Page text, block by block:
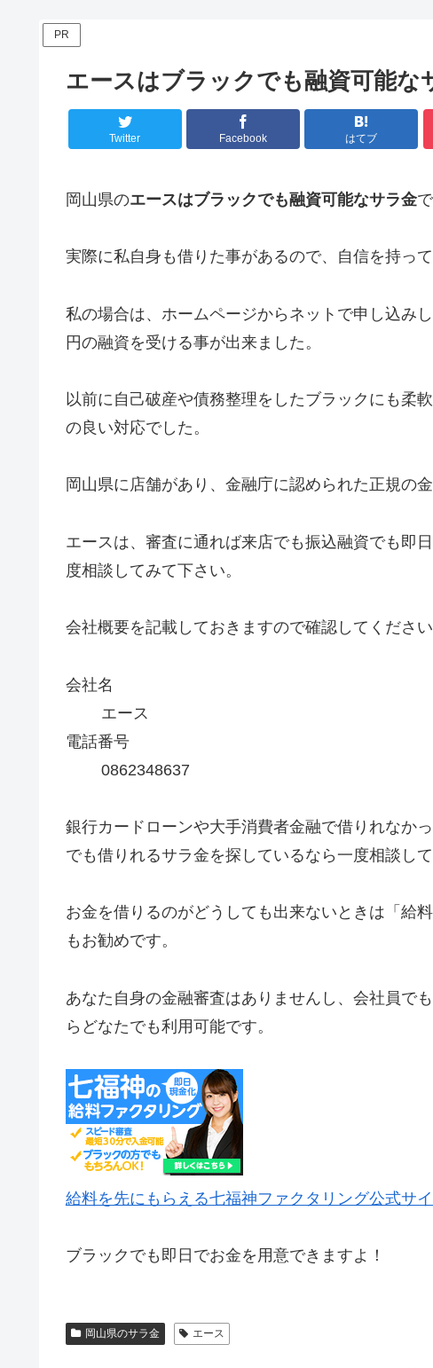
PR
エースはブラックでも融資可能な
Twitter Facebook はてブ
岡山県のエースはブラックでも融資可能なサラ金
実際に私自身も借りた事があるので、自信を持って
私の場合は、ホームページからネットで申し込み
円の融資を受ける事が出来ました。
以前に自己破産や債務整理をしたブラックにも柔
の良い対応でした。
岡山県に店舗があり、金融庁に認められた正規の
エースは、審査に通れば来店でも振込融資でも即
度相談してみて下さい。
会社概要を記載しておきますので確認してください
会社名
エース
電話番号
0862348637
銀行カードローンや大手消費者金融で借りれなか
でも借りれるサラ金を探しているなら一度相談し
お金を借りるのがどうしても出来ないときは「給
もお勧めです。
あなた自身の金融審査はありませんし、会社員で
らどなたでも利用可能です。
給料を先にもらえる七福神ファクタリング公式サイ
ブラックでも即日でお金を用意できますよ！
岡山県のサラ金 エース